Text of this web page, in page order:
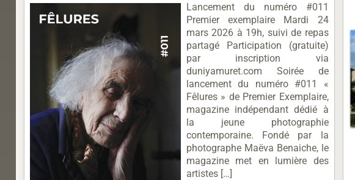
Lancement du numéro #011
Premier exemplaire Mardi 24
mars 2026 à 19h, suivi de repas
partagé Participation (gratuite)
par inscription via
duniyamuret.com Soirée de
lancement du numéro #011 «
Fêlures » de Premier Exemplaire,
magazine indépendant dédié à
la jeune photographie
contemporaine. Fondé par la
photographe Maëva Benaiche, le
magazine met en lumière des
artistes […]